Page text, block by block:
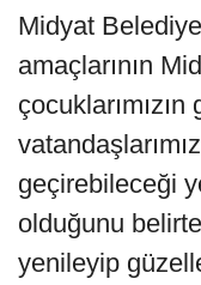
Midyat
amaçlarının
geçirebileceği
olduğunu
yenileyip